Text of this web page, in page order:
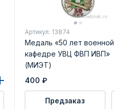
Артикул: 13874
Медаль «50 лет военной
кафедре УВЦ ФВП ИВП»
(МИЭТ)
400 ₽
Предзаказ